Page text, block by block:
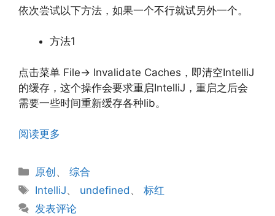
依次尝试以下方法，如果一个不行就试另外一个。
方法1
点击菜单 File→ Invalidate Caches，即清空IntelliJ
的缓存，这个操作会要求重启IntelliJ，重启之后会
需要一些时间重新缓存各种lib。
阅读更多
分
类
原创 、综合
标
签
IntelliJ、 undefined 、标红
发表评论